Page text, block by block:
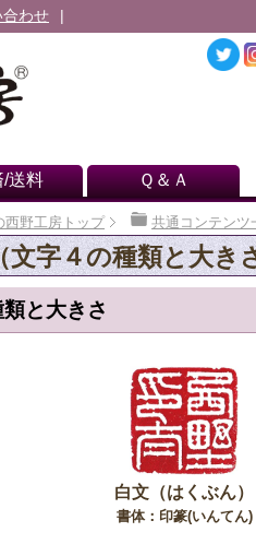
合わせ
/送料 Ｑ＆Ａ
西野工房トップ 共通コンテンツ
文字４の種類と大き
と大きさ
白文 （はくぶん）
書体：印篆(いんてん)